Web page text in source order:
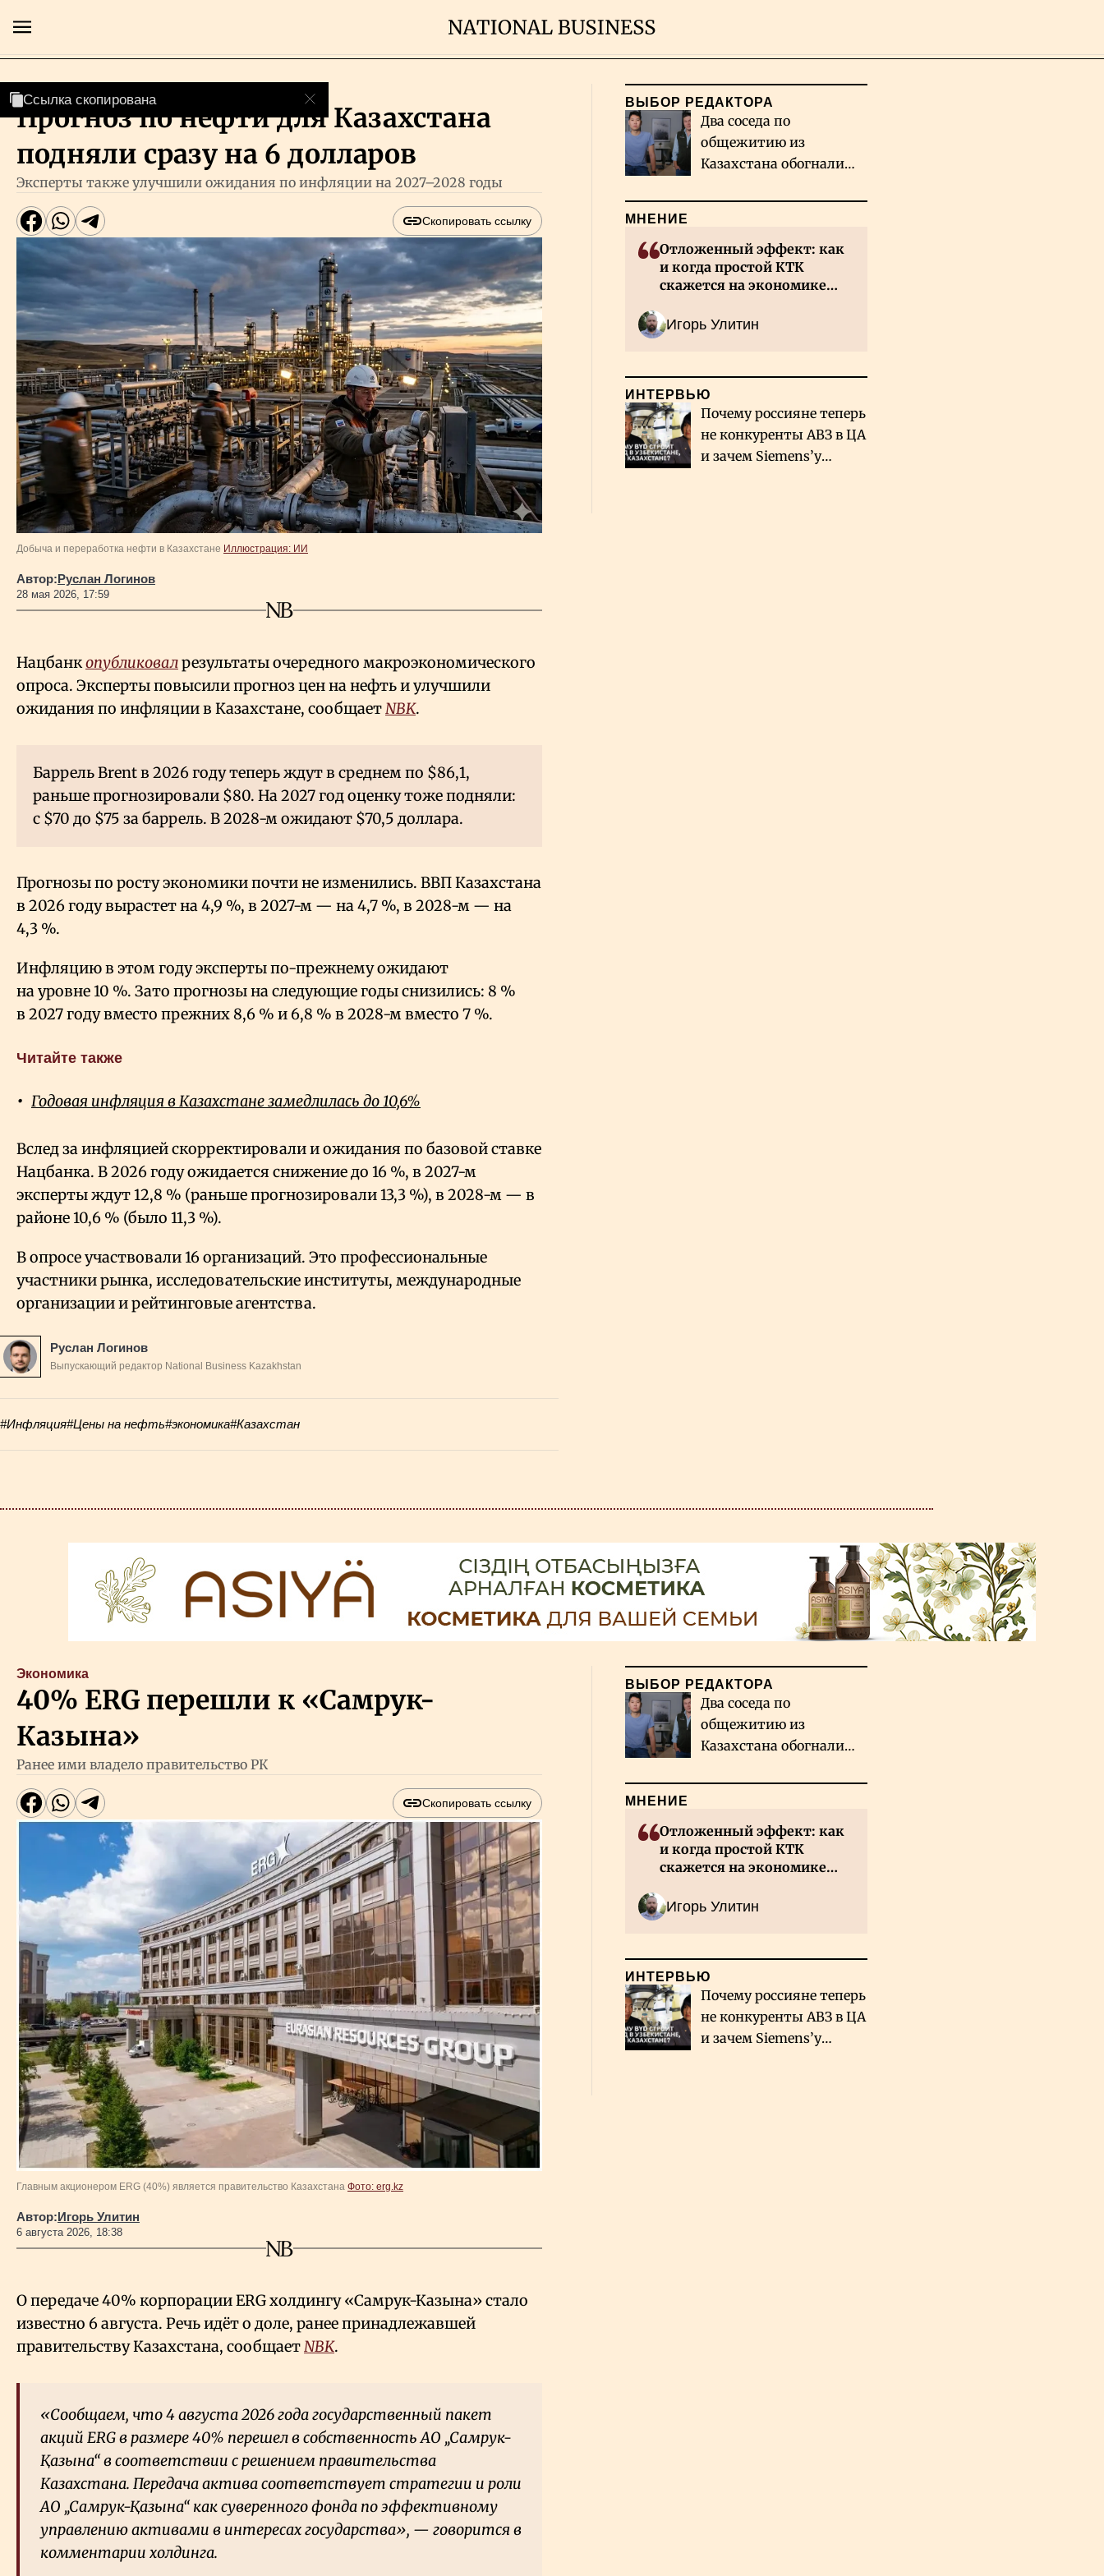
Главная
Экономика
Бизнес
Технологии
Власть
Геополитика
Исследования
Люди
Life & Arts
Все новости
Экономика
Прогноз по нефти для Казахстана
подняли сразу на 6 долларов
Эксперты также улучшили ожидания по инфляции на 2027–2028 годы
Скопировать ссылку
Ссылка скопирована
Добыча и переработка нефти в Казахстане Иллюстрация: ИИ
Автор:Руслан Логинов
28 мая 2026, 17:59
Нацбанкопубликовалрезультаты очередного макроэкономического
опроса. Эксперты повысили прогноз цен на нефть и улучшили
ожидания по инфляции в Казахстане, сообщает NBK.
Баррель Brent в 2026 году теперь ждут в среднем по $86,1,
раньше прогнозировали $80. На 2027 год оценку тоже подняли:
с $70 до $75 за баррель. В 2028-м ожидают $70,5 доллара.
Прогнозы по росту экономики почти не изменились. ВВП Казахстана
в 2026 году вырастет на 4,9 %, в 2027-м — на 4,7 %, в 2028-м — на
4,3 %.
Инфляцию в этом году эксперты по-прежнему ожидают
на уровне 10 %. Зато прогнозы на следующие годы снизились: 8 %
в 2027 году вместо прежних 8,6 % и 6,8 % в 2028-м вместо 7 %.
Читайте также
Годовая инфляция в Казахстане замедлилась до 10,6%
Вслед за инфляцией скорректировали и ожидания по базовой ставке
Нацбанка. В 2026 году ожидается снижение до 16 %, в 2027-м
эксперты ждут 12,8 % (раньше прогнозировали 13,3 %), в 2028-м — в
районе 10,6 % (было 11,3 %).
В опросе участвовали 16 организаций. Это профессиональные
участники рынка, исследовательские институты, международные
организации и рейтинговые агентства.
Руслан Логинов
Выпускающий редактор National Business Kazakhstan
#Инфляция#Цены на нефть#экономика#Казахстан
ВЫБОР РЕДАКТОРА
Два соседа по
общежитию из
Казахстана обогнали
МНЕНИЕ
Отложенный эффект: как
и когда простой КТК
скажется на экономике
Игорь Улитин
ИНТЕРВЬЮ
Почему россияне теперь
не конкуренты АВЗ в ЦА
и зачем Siemens’у
Экономика
40% ERG перешли к «Самрук-
Казына»
Ранее ими владело правительство РК
Скопировать ссылку
Ссылка скопирована
Главным акционером ERG (40%) является правительство Казахстана Фото: erg.kz
Автор:Игорь Улитин
6 августа 2026, 18:38
О передаче 40% корпорации ERG холдингу «Самрук-Казына» стало
известно 6 августа. Речь идёт о доле, ранее принадлежавшей
правительству Казахстана, сообщаетNBK.
«Сообщаем, что 4 августа 2026 года государственный пакет
акций ERG в размере 40% перешел в собственность АО „Самрук-
Қазына“ в соответствии с решением правительства
Казахстана. Передача актива соответствует стратегии и роли
АО „Самрук-Қазына“ как суверенного фонда по эффективному
управлению активами в интересах государства», — говорится в
комментарии холдинга.
ВЫБОР РЕДАКТОРА
Два соседа по
общежитию из
Казахстана обогнали
МНЕНИЕ
Отложенный эффект: как
и когда простой КТК
скажется на экономике
Игорь Улитин
ИНТЕРВЬЮ
Почему россияне теперь
не конкуренты АВЗ в ЦА
и зачем Siemens’у
Ссылка скопирована